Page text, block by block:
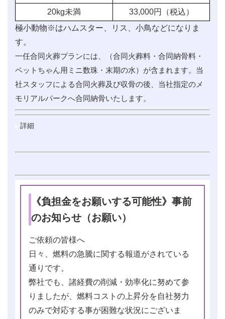
20kg未満 33,000円（税込）
極小動物※はハムスター、リス、小鳥などになりま
す。
一任合同火葬プランには、（合同火葬料・合同納骨料・
ペットちゃん用ミニ数珠・末期の水）が含まれます。当
社スタッフによる合同火葬及び収骨の後、当社指定のメ
モリアルパークへ合同納骨いたします。
詳細
《負担金をお願いする可能性》事前
のお知らせ（お願い）
ご依頼の皆様へ
日々、燃料の急騰に関する報道がされている
通りです。
弊社でも、諸経費の削減・効率化に努めて参
りましたが、燃料コストの上昇分を自社努力
のみで対応する事が困難な状況にございま